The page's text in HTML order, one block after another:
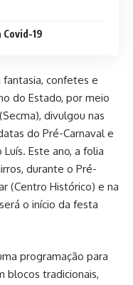
19
confetes e
do Estado, por meio
divulgou nas
do Pré-Carnaval e
Este ano, a folia
durante o Pré-
(Centro Histórico) e na
o início da festa
programação para
blocos tradicionais,